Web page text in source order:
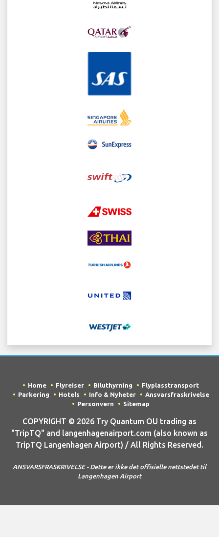
Home Flyreiser Biluthyrning
Flyplasstransport
Parkering
Hotels Info & Nyheter
Ansvarsfraskrivelse
Personvern
Sitemap
COPYRIGHT © 2026 Try Quantum OU trading as
"TripTQ" and langenhagenairport.com (also known as
TripTQ Langenhagen Airport) / All Rights Reserved.
ANSVARSFRASKRIVELSE - Dette er ikke det offisielle nettstedet til
Langenhagen Airport